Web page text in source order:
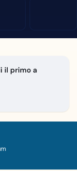
il primo a